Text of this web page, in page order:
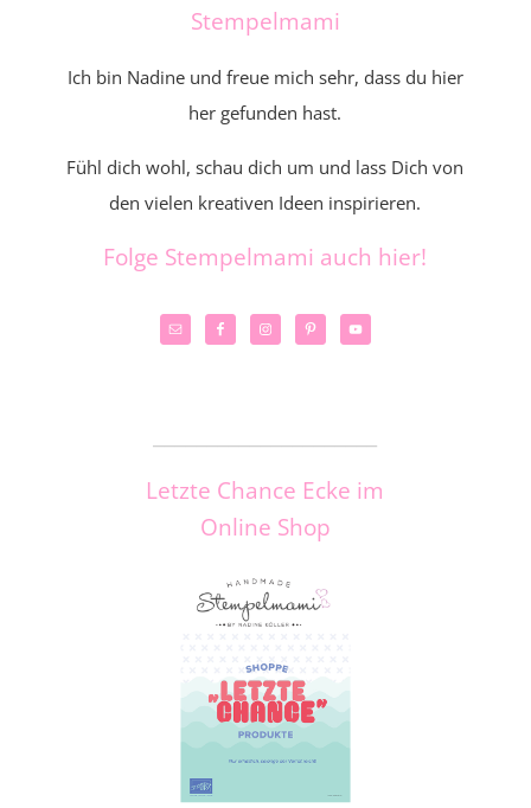
Stempelmami
Ich bin Nadine und freue mich sehr, dass du hier
her gefunden hast.
Fühl dich wohl, schau dich um und lass Dich von
den vielen kreativen Ideen inspirieren.
Folge Stempelmami auch hier!
Letzte Chance Ecke im
Online Shop